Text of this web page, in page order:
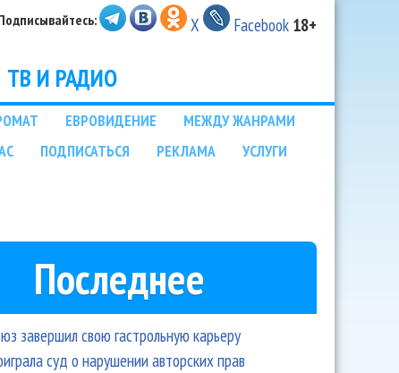
X Facebook 18+
ТВ И РАДИО
ЕВРОВИДЕНИЕ
МЕЖДУ ЖАНРАМИ
ПОДПИСАТЬСЯ РЕКЛАМА
УСЛУГИ
Последнее
завершил свою гастрольную карьеру
суд о нарушении авторских прав